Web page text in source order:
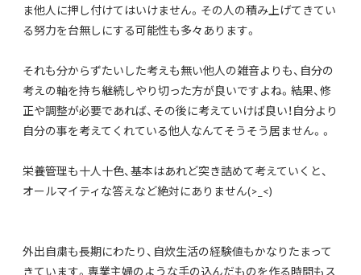
ま他人に押し付けてはいけません。その人の積み上げてきてい
る努力を台無しにする可能性も多々あります。
それも分からずたいした考えも無い他人の雑音よりも、自分の
考えの軸を持ち継続しやり切った方が良いですよね。結果、修
正や調整が必要であれば、その後に考えていけば良い！自分より
自分の事を考えてくれている他人なんてそうそう居ません。。
栄養管理も十人十色、基本はあれど突き詰めて考えていくと、
オールマイティな答えなど絶対にありません(>_<)
外出自粛も長期にわたり、自炊生活の経験値もかなりたまって
きています。専業主婦のような手の込んだものを作る時間もス